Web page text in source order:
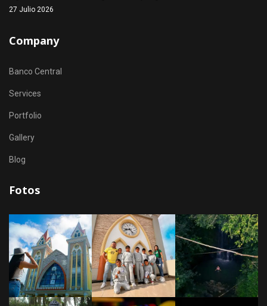
27 Julio 2026
Company
Banco Central
Services
Portfolio
Gallery
Blog
Fotos